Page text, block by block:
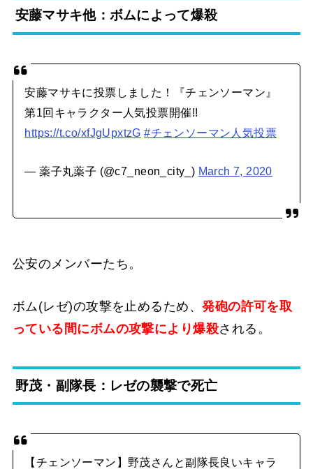
安藤マサキ他：ボムによって爆殺
安藤マサキに投票しました！『チェンソーマン』
第1回キャラクター人気投票開催!!
https://t.co/xfJgUpxtzG #チェンソーマン人気投票
— 薬子丸薬子 (@c7_neon_city_) March 7, 2020
公安のメンバーたち。
ボム(レゼ)の攻撃を止めるため、発砲の許可を取
っている間にボムの攻撃により爆殺される。
野茂・副隊長：レゼの襲撃で死亡
【チェンソーマン】野茂さんと副隊長良いキャラ